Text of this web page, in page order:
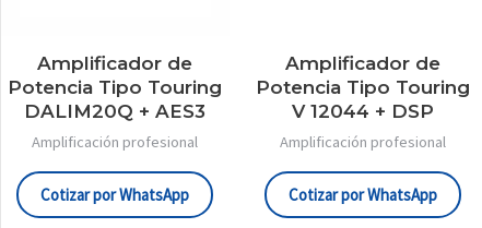
Amplificador de
Potencia Tipo Touring
DALIM20Q + AES3
Amplificación profesional
Cotizar por WhatsApp
Amplificador de
Potencia Tipo Touring
V 12044 + DSP
Amplificación profesional
Cotizar por WhatsApp